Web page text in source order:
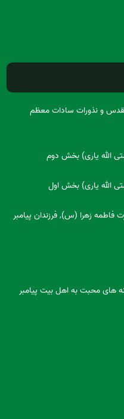
و نذورات سادات معظم
الله یاری) بخش دوم
الله یاری) بخش اول
فاطمه زهرا (س), فرزندان پیامبر
محبت به اهل بیت پیامبر